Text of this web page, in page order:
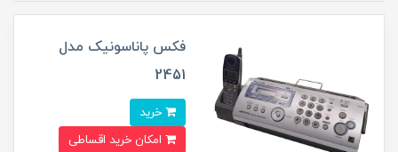
فکس پاناسونیک مدل
2451